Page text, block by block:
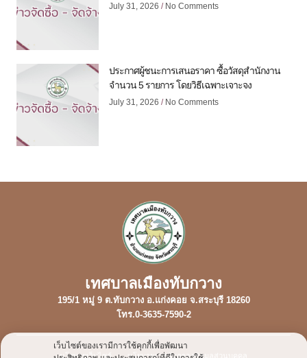
July 31, 2026 No Comments
ประกาศผู้ชนะการเสนอราคา ซื้อวัสดุสำนักงาน
จำนวน 5 รายการ โดยวิธีเฉพาะเจาะจง
July 31, 2026 No Comments
เทศบาลเมืองทับกวาง
195/1 หมู่ 9 ต.ทับกวาง อ.แก่งคอย จ.สระบุรี 18260
โทร.0-3635-7590-2
นโยบายเว็บไซต์ นโยบายการคุ้มครองข้อมูลส่วนบุคคล
เว็บไซต์ของเรามีการใช้คุกกี้เพื่อพัฒนา